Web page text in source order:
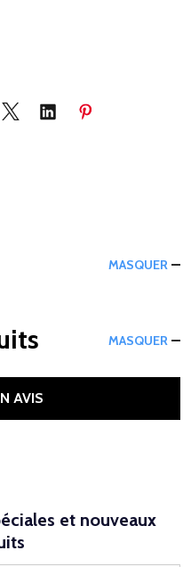
MASQUER
MASQUER
AVIS
et nouveaux